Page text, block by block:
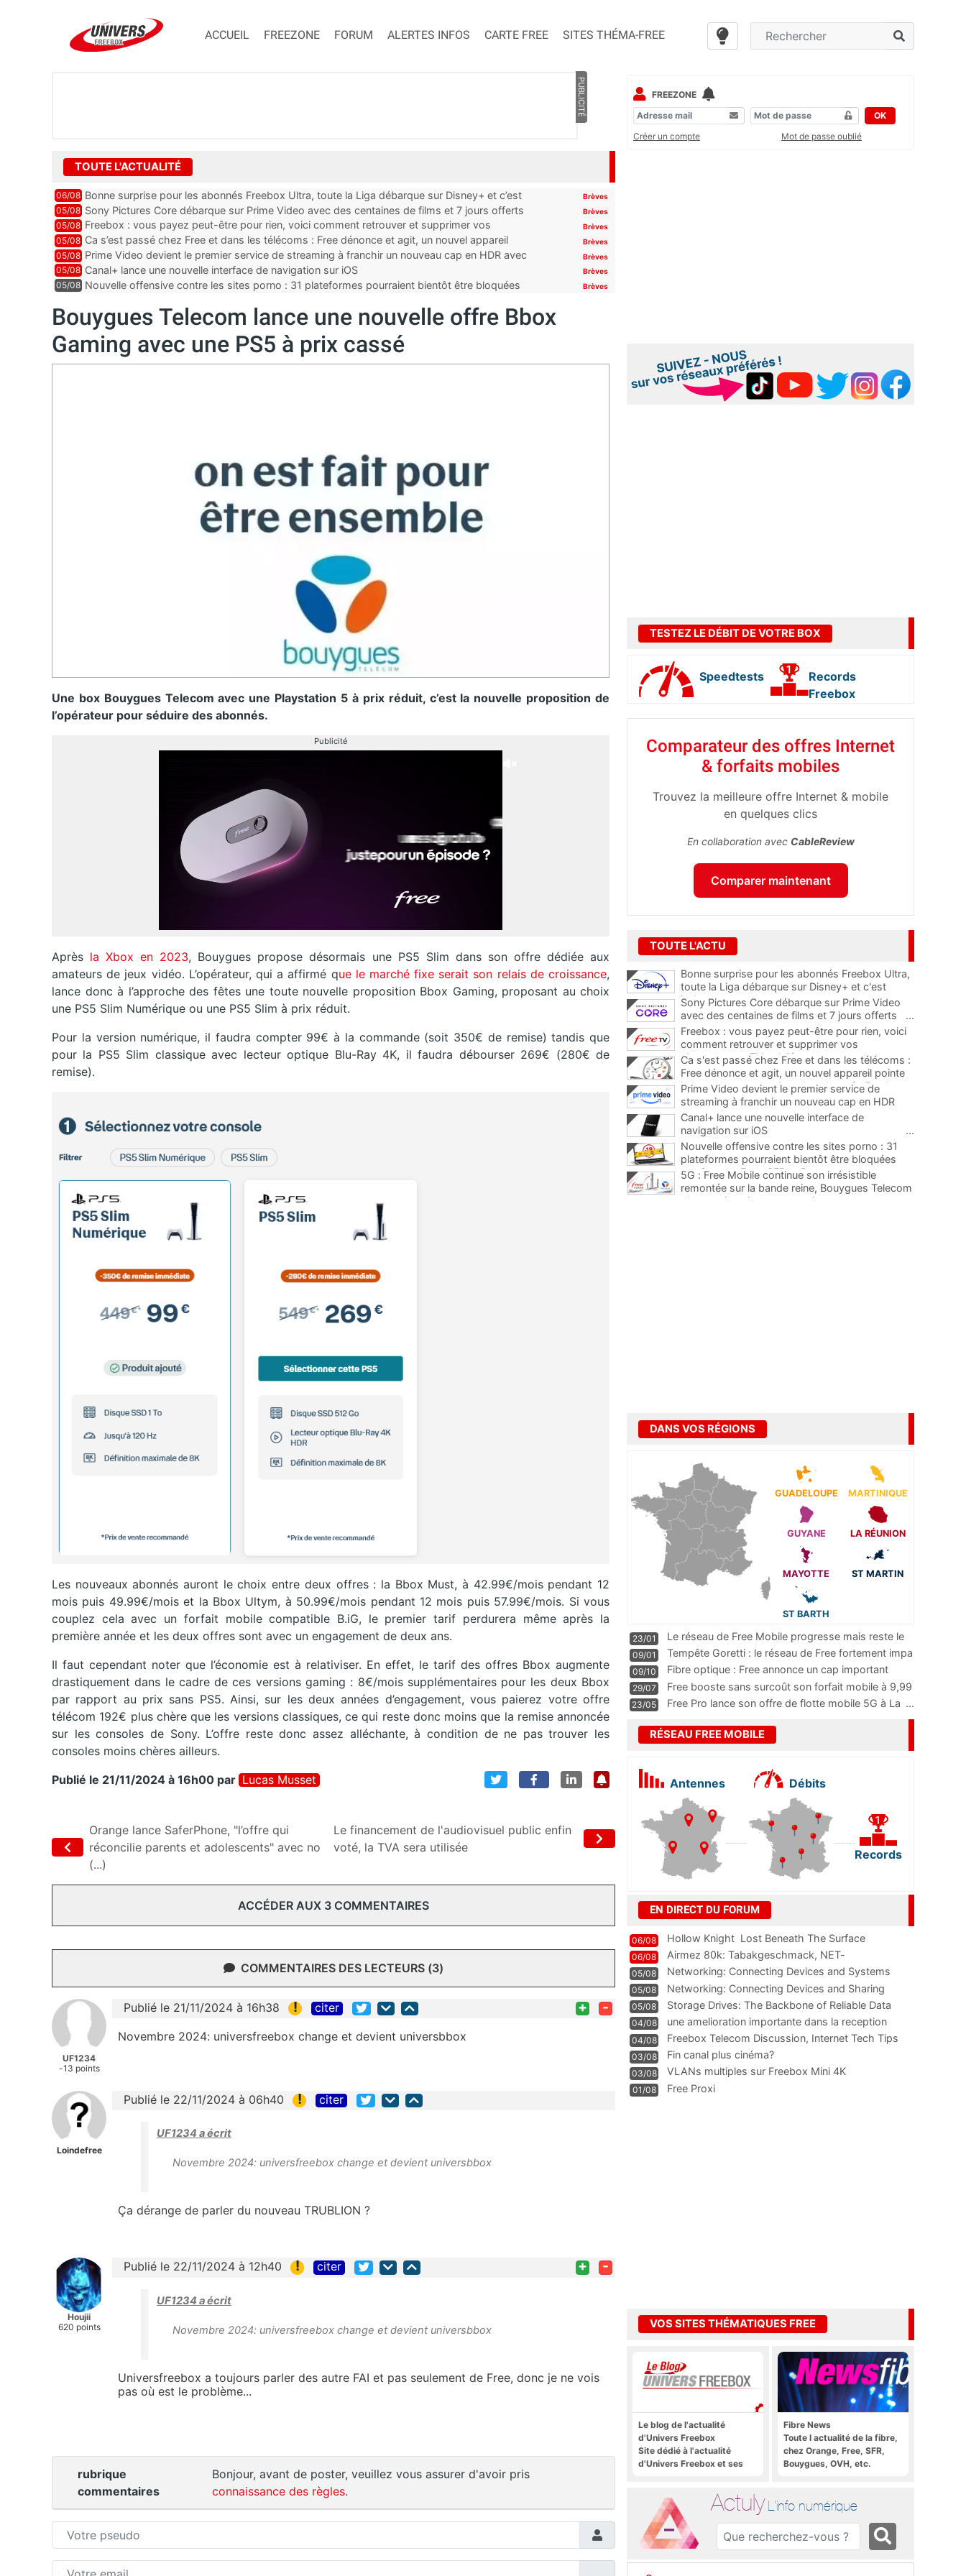
ACCUEIL FREEZONE FORUM ALERTES INFOS CARTE FREE SITES THÉMA-FREE
PUBLICITÉ
TOUTE L'ACTUALITÉ
06/08 Bonne surprise pour les abonnés Freebox Ultra, toute la Liga débarque sur Disney+ et c’est
inclus
Brèves
05/08 Sony Pictures Core débarque sur Prime Video avec des centaines de films et 7 jours offerts Brèves
05/08 Freebox : vous payez peut-être pour rien, voici comment retrouver et supprimer vos
abonnements TV oubliés
Brèves
05/08 Ca s’est passé chez Free et dans les télécoms : Free dénonce et agit, un nouvel appareil
pointe le bout de...
Brèves
05/08 Prime Video devient le premier service de streaming à franchir un nouveau cap en HDR avec
ce lancement
Brèves
05/08 Canal+ lance une nouvelle interface de navigation sur iOS Brèves
05/08 Nouvelle offensive contre les sites porno : 31 plateformes pourraient bientôt être bloquées
Brèves
Bouygues Telecom lance une nouvelle offre Bbox
Gaming avec une PS5 à prix cassé
Une box Bouygues Telecom avec une Playstation 5 à prix réduit, c’est la nouvelle proposition de
l’opérateur pour séduire des abonnés.
Publicité
Après la Xbox en 2023, Bouygues propose désormais une PS5 Slim dans son offre dédiée aux
amateurs de jeux vidéo. L’opérateur, qui a affirmé que le marché fixe serait son relais de croissance,
lance donc à l’approche des fêtes une toute nouvelle proposition Bbox Gaming, proposant au choix
une PS5 Slim Numérique ou une PS5 Slim à prix réduit.
Pour la version numérique, il faudra compter 99€ à la commande (soit 350€ de remise) tandis que
pour la PS5 Slim classique avec lecteur optique Blu-Ray 4K, il faudra débourser 269€ (280€ de
remise).
Les nouveaux abonnés auront le choix entre deux offres : la Bbox Must, à 42.99€/mois pendant 12
mois puis 49.99€/mois et la Bbox Ultym, à 50.99€/mois pendant 12 mois puis 57.99€/mois. Si vous
couplez cela avec un forfait mobile compatible B.iG, le premier tarif perdurera même après la
première année et les deux offres sont avec un engagement de deux ans.
Il faut cependant noter que l’économie est à relativiser. En effet, le tarif des offres Bbox augmente
drastiquement dans le cadre de ces versions gaming : 8€/mois supplémentaires pour les deux Bbox
par rapport au prix sans PS5. Ainsi, sur les deux années d’engagement, vous paierez votre offre
télécom 192€ plus chère que les versions classiques, ce qui reste donc moins que la remise annoncée
sur les consoles de Sony. L’offre reste donc assez alléchante, à condition de ne pas trouver les
consoles moins chères ailleurs.
Publié le 21/11/2024 à 16h00 par Lucas Musset
Orange lance SaferPhone, "l’offre qui
réconcilie parents et adolescents" avec no
(...)
Le financement de l'audiovisuel public enfin
voté, la TVA sera utilisée
ACCÉDER AUX 3 COMMENTAIRES
COMMENTAIRES DES LECTEURS (3)
UF1234
-13 points
Publié le 21/11/2024 à 16h38 ! citer + -
Novembre 2024: universfreebox change et devient universbbox
Loindefree
Publié le 22/11/2024 à 06h40 ! citer
UF1234 a écrit
Novembre 2024: universfreebox change et devient universbbox
Ça dérange de parler du nouveau TRUBLION ?
Houjii
620 points
Publié le 22/11/2024 à 12h40 ! citer + -
UF1234 a écrit
Novembre 2024: universfreebox change et devient universbbox
Universfreebox a toujours parler des autre FAI et pas seulement de Free, donc je ne vois
pas où est le problème...
rubrique
commentaires
Bonjour, avant de poster, veuillez vous assurer d'avoir pris
connaissance des règles.
FREEZONE
OK
Créer un compte
Mot de passe oublié
TESTEZ LE DÉBIT DE VOTRE BOX
Speedtests
Records
Freebox
Comparateur des offres Internet
& forfaits mobiles
Trouvez la meilleure offre Internet & mobile
en quelques clics
En collaboration avec CableReview
Comparer maintenant
TOUTE L'ACTU
Bonne surprise pour les abonnés Freebox Ultra,
toute la Liga débarque sur Disney+ et c'est
inclus
Sony Pictures Core débarque sur Prime Video
avec des centaines de films et 7 jours offerts
...
Freebox : vous payez peut-être pour rien, voici
comment retrouver et supprimer vos
abonnements TV oubliés
...
Ca s'est passé chez Free et dans les télécoms :
Free dénonce et agit, un nouvel appareil pointe
le bout de son nez chez des abonnés Freebox...
Prime Video devient le premier service de
streaming à franchir un nouveau cap en HDR
avec ce lancement
Canal+ lance une nouvelle interface de
navigation sur iOS
...
Nouvelle offensive contre les sites porno : 31
plateformes pourraient bientôt être bloquées
par Orange, Free, SFR et Bouygues
5G : Free Mobile continue son irrésistible
remontée sur la bande reine, Bouygues Telecom
plus que jamais sous pression
DANS VOS RÉGIONS
GUADELOUPE MARTINIQUE
GUYANE LA RÉUNION
MAYOTTE ST MARTIN
ST BARTH
23/01
Le réseau de Free Mobile progresse mais reste le
m
...
09/01
Tempête Goretti : le réseau de Free fortement impa
09/10
Fibre optique : Free annonce un cap important
pass
...
29/07
Free booste sans surcoût son forfait mobile à 9,99
23/05 Free Pro lance son offre de flotte mobile 5G à La ...
RÉSEAU FREE MOBILE
Antennes Débits
Records
EN DIRECT DU FORUM
06/08 Hollow Knight  Lost Beneath The Surface
06/08
Airmez 80k: Tabakgeschmack, NET-
Technologie und Leistung im
05/08 Networking: Connecting Devices and Systems
05/08
Networking: Connecting Devices and Sharing
Information
05/08
Storage Drives: The Backbone of Reliable Data
Management
04/08
une amelioration importante dans la reception
WIFI
04/08
Freebox Telecom Discussion, Internet Tech Tips
Communi
03/08 Fin canal plus cinéma?
03/08 VLANs multiples sur Freebox Mini 4K
01/08 Free Proxi
VOS SITES THÉMATIQUES FREE
Le blog de l'actualité
d'Univers Freebox
Site dédié à l'actualité
d'Univers Freebox et ses
thématiques Actuly, à
Freezone, etc.
Fibre News
Toute l actualité de la fibre,
chez Orange, Free, SFR,
Bouygues, OVH, etc.
Actuly L'info numérique